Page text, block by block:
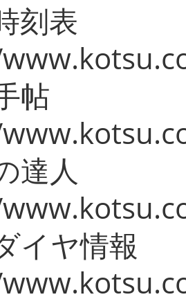
刻表
帖
達人
イヤ情報